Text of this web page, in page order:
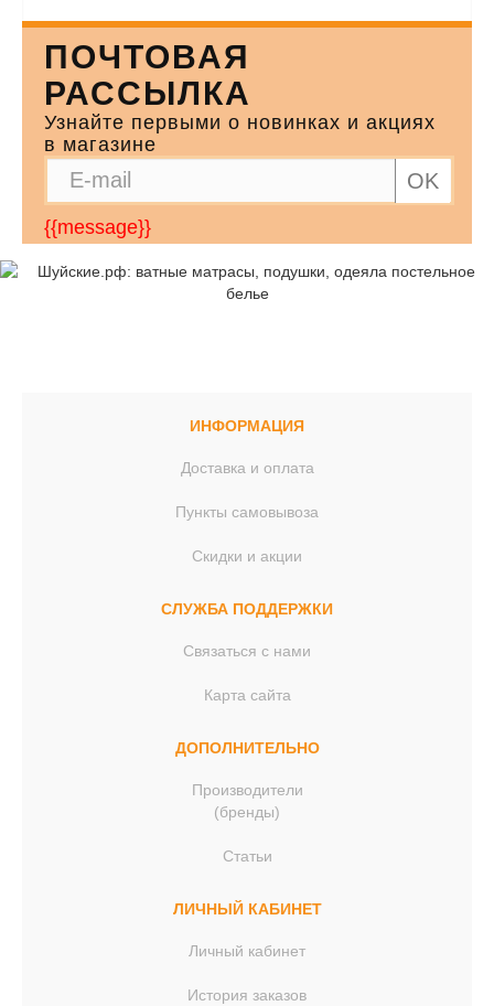
ПОЧТОВАЯ
РАССЫЛКА
Узнайте первыми о новинках и акциях
в магазине
OK
{{message}}
ИНФОРМАЦИЯ
Доставка и оплата
Пункты самовывоза
Скидки и акции
СЛУЖБА ПОДДЕРЖКИ
Связаться с нами
Карта сайта
ДОПОЛНИТЕЛЬНО
Производители
(бренды)
Статьи
ЛИЧНЫЙ КАБИНЕТ
Личный кабинет
История заказов